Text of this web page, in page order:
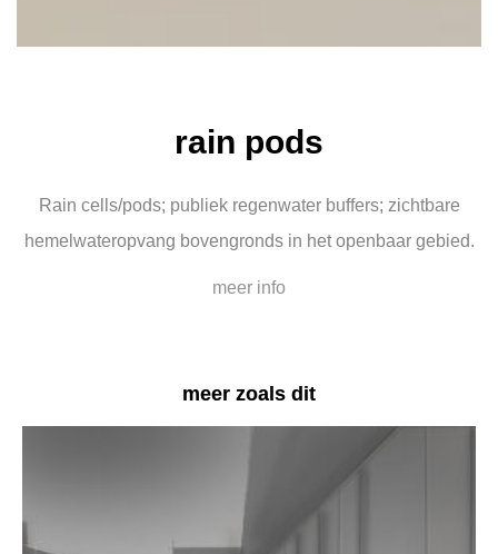
rain pods
Rain cells/pods; publiek regenwater buffers; zichtbare
hemelwateropvang bovengronds in het openbaar gebied.
meer info
meer zoals dit